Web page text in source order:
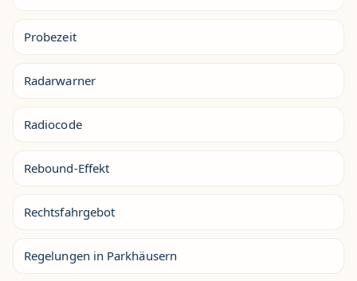
Probezeit
Radarwarner
Radiocode
Rebound-Effekt
Rechtsfahrgebot
Regelungen in Parkhäusern